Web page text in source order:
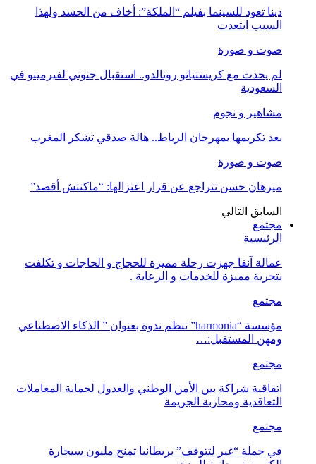
دينا تعود للسينما بفيلم “الملكة”: أخاف من الحسد ولهذا
السبب ابتعدت
صوت و صورة
لم يحدث مع كريستيانو رونالدو.. استقبال جنوني لفيرمينو في
السعودية
مشاهير و نجوم
بعد تكريمها بمهرجان الرباط.. هالة صدقي تشكر المغرب
صوت و صورة
ميرهان حسن تتراجع عن قرار اعتزالها: “ماكنتش أقصد”
السابق التالي
مجتمع
الرئيسية
عمالة آنفا جهزت رحلة مميزة للحجاج و الحاجات و تكلفت
بتجربة مميزة للخدمات و الرعاية .
مجتمع
مؤسسة “harmonia” تنظم ندوة بعنوان ” الذكاء الاصطناعي
ومهن المستقبل:…
مجتمع
اتفاقية شراكة بين الأمن الوطني والعدول لحماية المعاملات
التعاقدية ومحاربة الجريمة
مجتمع
في حملة “غير لتتوقف” بريطانيا تمنح مليون سيجارة